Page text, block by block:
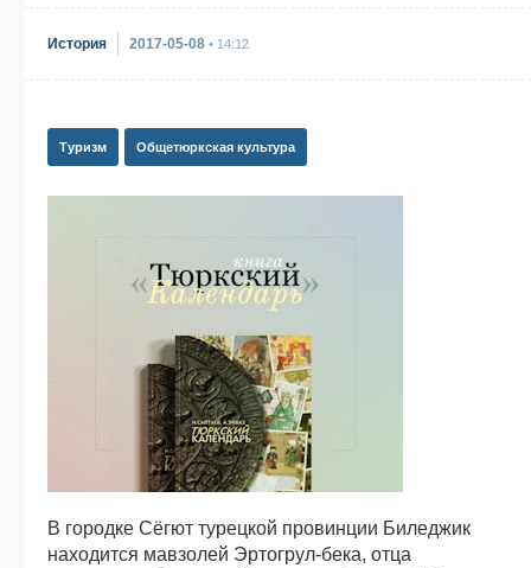
История 2017-05-08 • 14:12
Туризм Общетюркская культура
В городке Сёгют турецкой провинции Биледжик
находится мавзолей Эртогрул-бека, отца